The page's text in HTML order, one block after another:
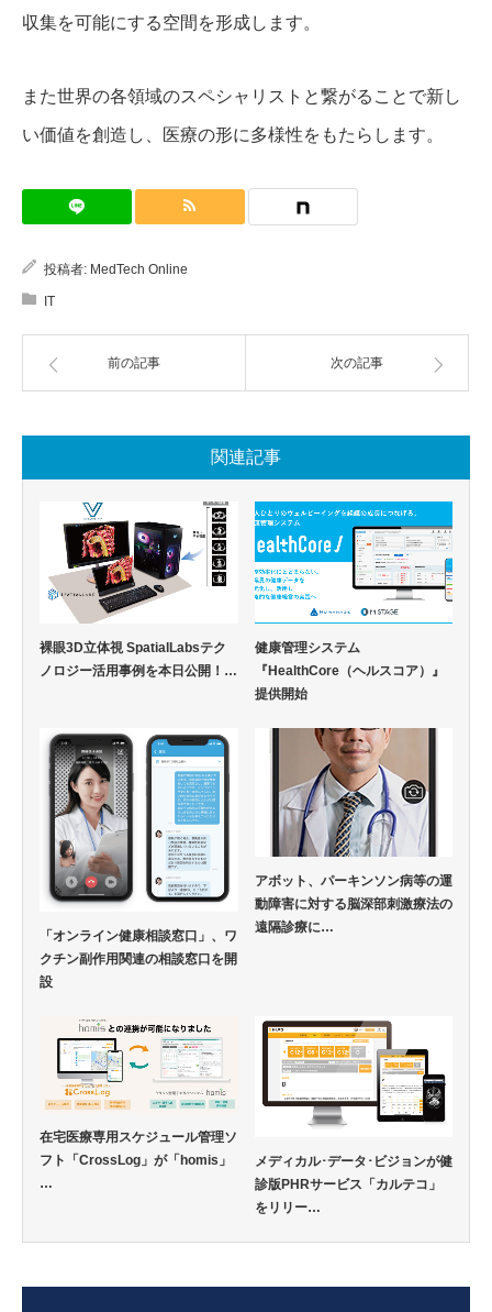
収集を可能にする空間を形成します。
また世界の各領域のスペシャリストと繋がることで新し
い価値を創造し、医療の形に多様性をもたらします。
投稿者: MedTech Online
IT
前の記事 次の記事
関連記事
裸眼3D立体視 SpatialLabsテク
ノロジー活用事例を本日公開！…
健康管理システム
『HealthCore（ヘルスコア）』
提供開始
「オンライン健康相談窓口」、ワ
クチン副作用関連の相談窓口を開
設
アボット、パーキンソン病等の運
動障害に対する脳深部刺激療法の
遠隔診療に…
在宅医療専用スケジュール管理ソ
フト「CrossLog」が「homis」
…
メディカル･データ･ビジョンが健
診版PHRサービス「カルテコ」
をリリー…